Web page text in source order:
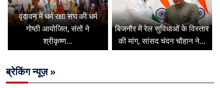
वृंदावन में धर्म रक्षा संघ की धर्म
गोष्ठी आयोजित, संतों ने
श्रीकृष्ण...
बिजनौर में रेल सुविधाओं के विस्तार
की मांग, सांसद चंदन चौहान ने...
ब्रेकिंग न्यूज़ »